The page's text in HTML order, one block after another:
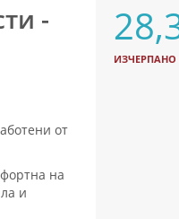
-
от
на
и
ИЗЧЕРПАНО